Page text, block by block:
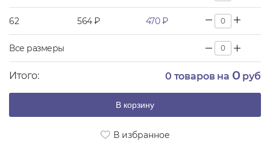
62 564 ₽ 470 ₽
Все размеры
Итого: 0 товаров на 0руб
В корзину
В избранное